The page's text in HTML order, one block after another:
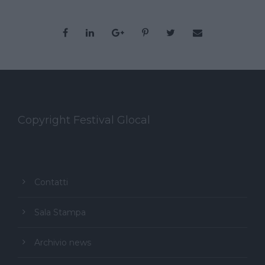
Copyright Festival Glocal
Contatti
Sala Stampa
Archivio news